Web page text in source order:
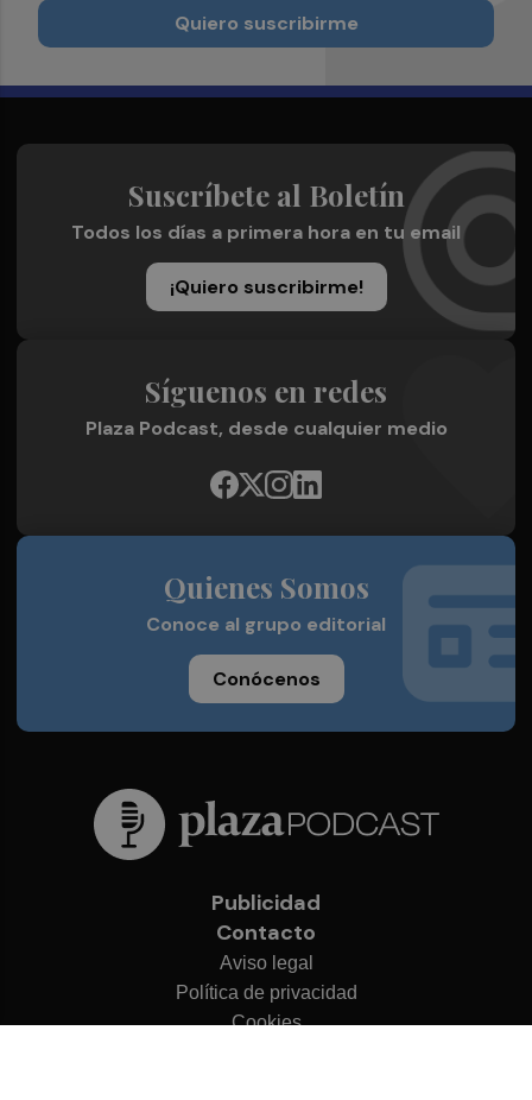
Quiero suscribirme
Suscríbete al Boletín
Todos los días a primera hora en tu email
¡Quiero suscribirme!
Síguenos en redes
Plaza Podcast, desde cualquier medio
Quienes Somos
Conoce al grupo editorial
Conócenos
Publicidad
Contacto
Aviso legal
Política de privacidad
Cookies